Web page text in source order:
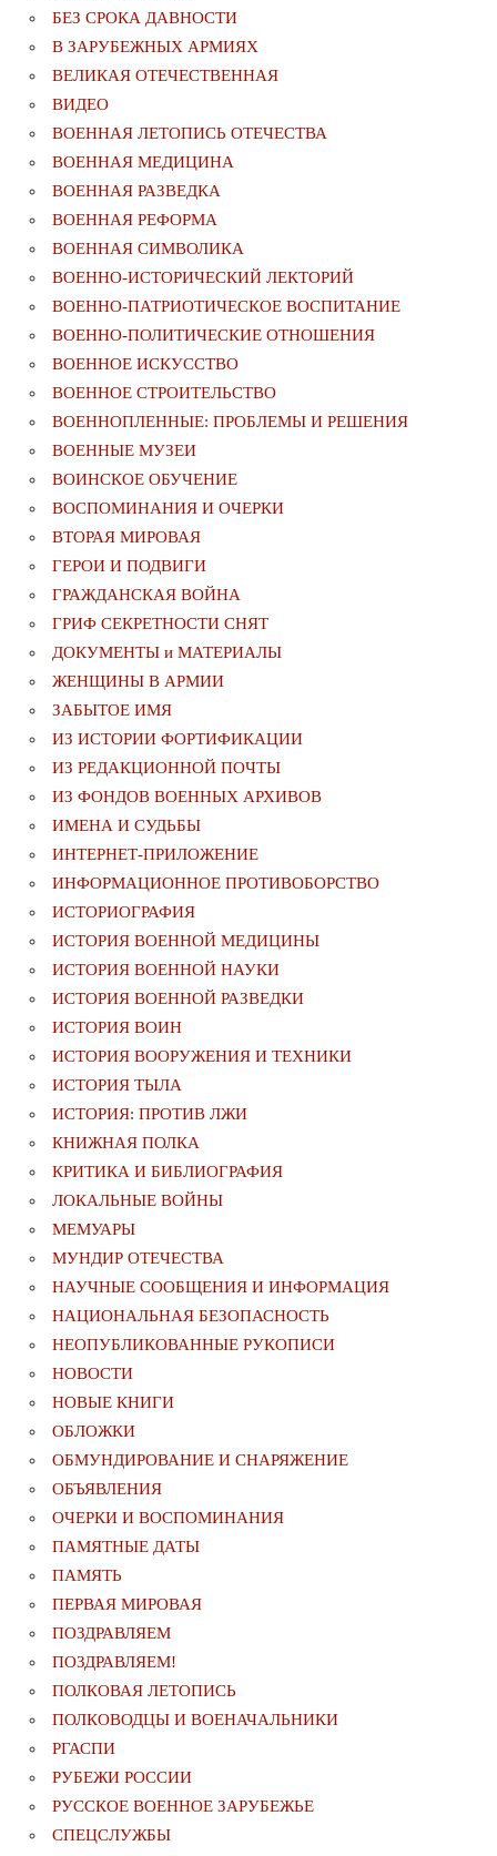
БЕЗ СРОКА ДАВНОСТИ
В ЗАРУБЕЖНЫХ АРМИЯХ
ВЕЛИКАЯ ОТЕЧЕСТВЕННАЯ
ВИДЕО
ВОЕННАЯ ЛЕТОПИСЬ ОТЕЧЕСТВА
ВОЕННАЯ МЕДИЦИНА
ВОЕННАЯ РАЗВЕДКА
ВОЕННАЯ РЕФОРМА
ВОЕННАЯ СИМВОЛИКА
ВОЕННО-ИСТОРИЧЕСКИЙ ЛЕКТОРИЙ
ВОЕННО-ПАТРИОТИЧЕСКОЕ ВОСПИТАНИЕ
ВОЕННО-ПОЛИТИЧЕСКИE ОТНОШЕНИЯ
ВОЕННОЕ ИСКУССТВО
ВОЕННОЕ СТРОИТЕЛЬСТВО
ВОЕННОПЛЕННЫЕ: ПРОБЛЕМЫ И РЕШЕНИЯ
ВОЕННЫЕ МУЗЕИ
ВОИНСКОЕ ОБУЧЕНИЕ
ВОСПОМИНАНИЯ И ОЧЕРКИ
ВТОРАЯ МИРОВАЯ
ГЕРОИ И ПОДВИГИ
ГРАЖДАНСКАЯ ВОЙНА
ГРИФ СЕКРЕТНОСТИ СНЯТ
ДОКУМЕНТЫ и МАТЕРИАЛЫ
ЖЕНЩИНЫ В АРМИИ
ЗАБЫТОЕ ИМЯ
ИЗ ИСТОРИИ ФОРТИФИКАЦИИ
ИЗ РЕДАКЦИОННОЙ ПОЧТЫ
ИЗ ФОНДОВ ВОЕННЫХ АРХИВОВ
ИМЕНА И СУДЬБЫ
ИНТЕРНЕТ-ПРИЛОЖЕНИЕ
ИНФОРМАЦИОННОЕ ПРОТИВОБОРСТВО
ИСТОРИОГРАФИЯ
ИСТОРИЯ ВОЕННОЙ МЕДИЦИНЫ
ИСТОРИЯ ВОЕННОЙ НАУКИ
ИСТОРИЯ ВОЕННОЙ РАЗВЕДКИ
ИСТОРИЯ ВОИН
ИСТОРИЯ ВООРУЖЕНИЯ И ТЕХНИКИ
ИСТОРИЯ ТЫЛА
ИСТОРИЯ: ПРОТИВ ЛЖИ
КНИЖНАЯ ПОЛКА
КРИТИКА И БИБЛИОГРАФИЯ
ЛОКАЛЬНЫЕ ВОЙНЫ
МЕМУАРЫ
МУНДИР ОТЕЧЕСТВА
НАУЧНЫЕ СООБЩЕНИЯ И ИНФОРМАЦИЯ
НАЦИОНАЛЬНАЯ БЕЗОПАСНОСТЬ
НЕОПУБЛИКОВАННЫЕ РУКОПИСИ
НОВОСТИ
НОВЫЕ КНИГИ
ОБЛОЖКИ
ОБМУНДИРОВАНИЕ И СНАРЯЖЕНИЕ
ОБЪЯВЛЕНИЯ
ОЧЕРКИ И ВОСПОМИНАНИЯ
ПАМЯТНЫЕ ДАТЫ
ПАМЯТЬ
ПЕРВАЯ МИРОВАЯ
ПОЗДРАВЛЯЕМ
ПОЗДРАВЛЯЕМ!
ПОЛКОВАЯ ЛЕТОПИСЬ
ПОЛКОВОДЦЫ И ВОЕНАЧАЛЬНИКИ
РГАСПИ
РУБЕЖИ РОССИИ
РУССКОЕ ВОЕННОЕ ЗАРУБЕЖЬЕ
СПЕЦСЛУЖБЫ